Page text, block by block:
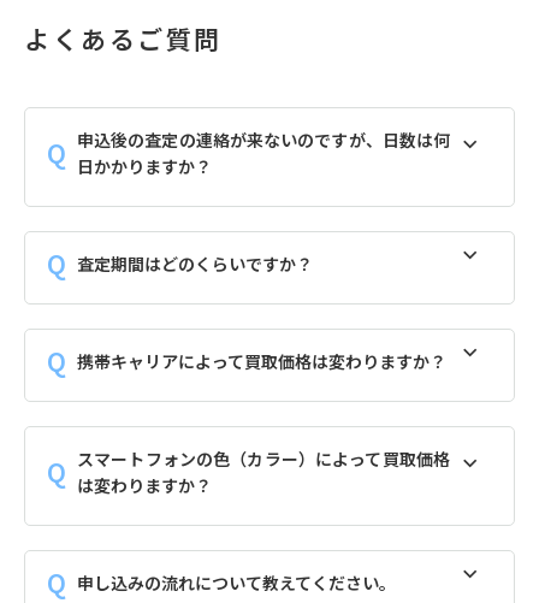
よくあるご質問
申込後の査定の連絡が来ないのですが、日数は何
日かかりますか？
査定期間はどのくらいですか？
携帯キャリアによって買取価格は変わりますか？
スマートフォンの色（カラー）によって買取価格
は変わりますか？
申し込みの流れについて教えてください。